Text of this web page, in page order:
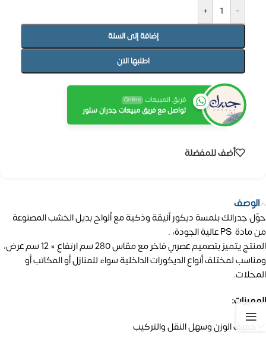
-
+
إضافة إلى السلة
اطلبها الان
فريق المبيعات Online
تواصل مع فريق مبيعات جدران ستور
أضف للمفضلة
الوصف
حوّل جدرانك بلمسة ديكور أنيقة وذكية مع ألواح بديل الخشب المصنوعة
من مادة PS عالية الجودة، .
المنتج يتميز بتصميم عصري فاخر مع مقاس 280 سم ارتفاع × 12 سم عرض،
ومناسب لمختلف أنواع الديكورات الداخلية سواء للمنازل أو المكاتب أو
المحلات.
المميزات:
✅ خفيف الوزن وسهل النقل والتركيب